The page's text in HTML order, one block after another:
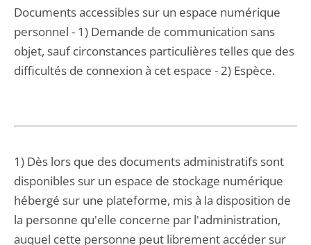
Documents accessibles sur un espace numérique
personnel - 1) Demande de communication sans
objet, sauf circonstances particulières telles que des
difficultés de connexion à cet espace - 2) Espèce.
1) Dès lors que des documents administratifs sont
disponibles sur un espace de stockage numérique
hébergé sur une plateforme, mis à la disposition de
la personne qu'elle concerne par l'administration,
auquel cette personne peut librement accéder sur